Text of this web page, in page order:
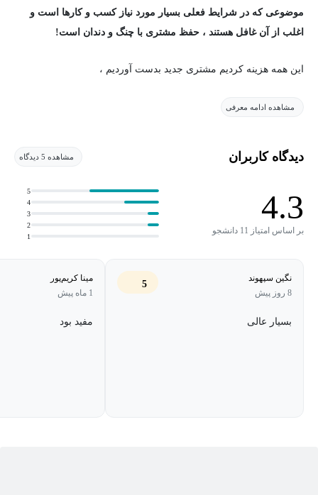
موضوعی که در شرایط فعلی بسیار مورد نیاز کسب و کارها است و
اغلب از آن غافل هستند ، حفظ مشتری با چنگ و دندان است!
این همه هزینه کردیم مشتری جدید بدست آوردیم ،
این همه وقت گذاشتیم اعتماد سازی کردیم ،
واقعا” علت چیست؟
کسب درآمد بیشتر از هر مشتری
مشاهده ادامه معرفی
دیدگاه کاربران مشاهده 5 دیدگاه
4.3
بر اساس امتیاز 11 دانشجو
1
2
3
4
5
نگین سپهوند
8 روز پیش
5
بسیار عالی
مینا کریم‌پور
1 ماه پیش
مفید بود